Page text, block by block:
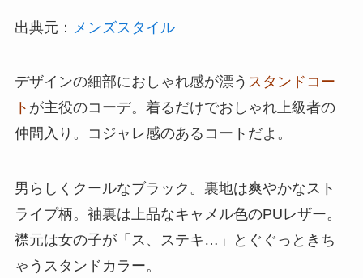
出典元： メンズスタイル
デザインの細部におしゃれ感が漂う スタンドコー
ト が主役のコーデ。着るだけでおしゃれ上級者の
仲間入り。コジャレ感のあるコートだよ。
男らしくクールなブラック。裏地は爽やかなスト
ライプ柄。袖裏は上品なキャメル色のPUレザー。
襟元は女の子が「ス、ステキ…」とぐぐっときち
ゃうスタンドカラー。